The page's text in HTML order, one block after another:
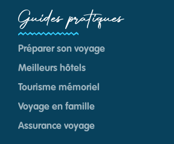
Guides pratiques
Préparer son voyage
Meilleurs hôtels
Tourisme mémoriel
Voyage en famille
Assurance voyage